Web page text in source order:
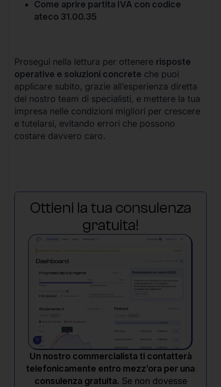
Come aprire partita IVA con codice
ateco 31.00.35
Prosegui nella lettura per ottenere risposte
operative e soluzioni concrete che puoi
applicare subito, grazie all’esperienza diretta
del nostro team di specialisti, e mettere la tua
impresa nelle condizioni migliori per crescere
e tutelarsi, evitando errori che possono
costare davvero caro.
Ottieni la tua consulenza
gratuita!
Un nostro commercialista ti contatterà
telefonicamente entro mezz’ora per una
consulenza gratuita. Se non dovesse